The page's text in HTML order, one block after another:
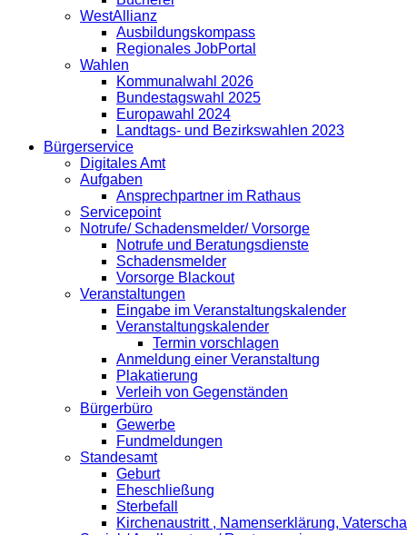
WestAllianz
Ausbildungskompass
Regionales JobPortal
Wahlen
Kommunalwahl 2026
Bundestagswahl 2025
Europawahl 2024
Landtags- und Bezirkswahlen 2023
Bürgerservice
Digitales Amt
Aufgaben
Ansprechpartner im Rathaus
Servicepoint
Notrufe/ Schadensmelder/ Vorsorge
Notrufe und Beratungsdienste
Schadensmelder
Vorsorge Blackout
Veranstaltungen
Eingabe im Veranstaltungskalender
Veranstaltungskalender
Termin vorschlagen
Anmeldung einer Veranstaltung
Plakatierung
Verleih von Gegenständen
Bürgerbüro
Gewerbe
Fundmeldungen
Standesamt
Geburt
Eheschließung
Sterbefall
Kirchenaustritt , Namenserklärung,